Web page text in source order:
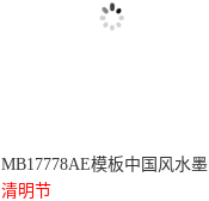
MB17778AE模板中国风水墨
清明节